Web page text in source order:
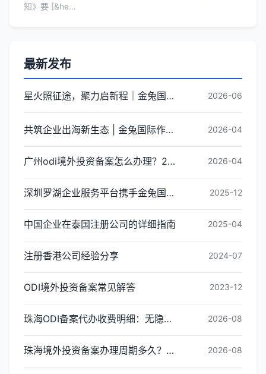
知》要 [&he…
最新发布
星火照征途，聚力启新程｜金兔国际井冈山红色研学团建圆满收官 2026-06
共筑企业出海新生态 | 金兔国际作为代表单位亮相宝安区出海服务中心揭牌仪式 2026-04
广州odi境外投资备案怎么办理？2026年最新流程详解 2026-04
深圳罗湖企业服务平台携手金兔国际ODI备案专家,共建跨境出海全链条服务新生态 2025-12
中国企业在泰国注册公司的详细指南 2025-04
注册香港公司经验分享 2024-07
ODI境外投资备案常见解答 2023-12
珠海ODI备案代办收费明细：无隐形消费更透明 2026-08
珠海境外投资备案办理周期多久？ODI备案下证时间 2026-08